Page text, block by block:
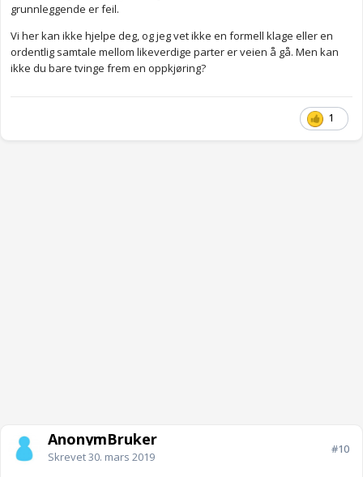
grunnleggende er feil.
Vi her kan ikke hjelpe deg, og jeg vet ikke en formell klage eller en
ordentlig samtale mellom likeverdige parter er veien å gå. Men kan
ikke du bare tvinge frem en oppkjøring?
1
AnonymBruker
Skrevet30. mars 2019
#10